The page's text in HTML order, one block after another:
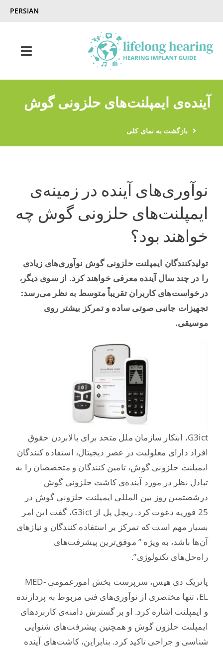
PERSIAN
با ما تماس بگیرید
آینده‌ی ایمپلنت‌های حلزونی گوش
بازگشت به نمای کلی
نوآوری‌های آینده‌ در زمینه‌ی
ایمپلنت‌های حلزونی گوش چه
خواهند بود؟
تولیدکنندگان ایمپلنت حلزونی گوش نوآوری‌های زیادی
را در چند سال آینده معرفی خواهند کرد. از سوی دیگر،
درخواست‌های کاربران تقریباً متوسط ​​به نظر می‌رسد:
تجهیزات جانبی صوتی ساده و تمرکز بیشتر روی
موسیقی.
G3ict، ابتکار سازمان ملل متحد برای بالابردن حقوق
افراد دارای معلولیت در عصر دیجیتال، استفاده کنندگان
ایمپلنت حلزونی گوش، تامین کنندگان و متخصصان را به
تبادل نظر در مورد آینده‌ی کاشت حلزونی گوش
درشصتمین روز بین المللی ایمپلنت حلزونی گوش در
25 فوریه دعوت کرد. ریچل پل از G3ict، گفت این امر
بسیار مهم است که تمرکز بر استفاده کنندگان و نیازهای
آن‌ها باشد، به ویژه ” موفق‌ترین پیشرفت‌های
راه‌حل‌های تکنولوژی”.
پاتریک دی هیس، سرپرست بخش امورعمومی MED-
EL، تنها مختصری از نوآوری‌های فنی مربوط به پردازنده
و ایمپلنت اشاره کرد. او بر گسترش دامنه‌ی کاربردهای
ایمپلنت حلزون گوش و همچنین پیشرفت‌های شنوایی
شناسی و جراحی تاکید کرد. بنابراین، کاشت‌های آینده